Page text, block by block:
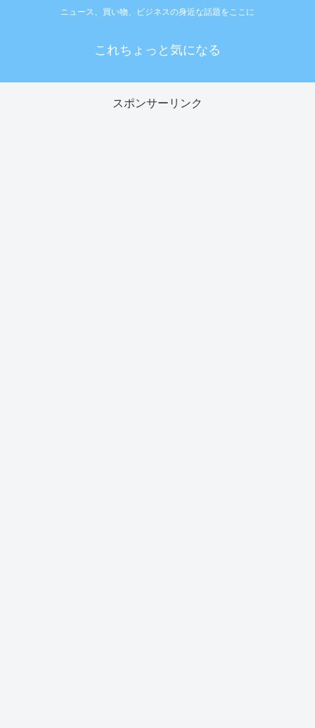
ニュース、買い物、ビジネスの身近な話題をここに
これちょっと気になる
スポンサーリンク